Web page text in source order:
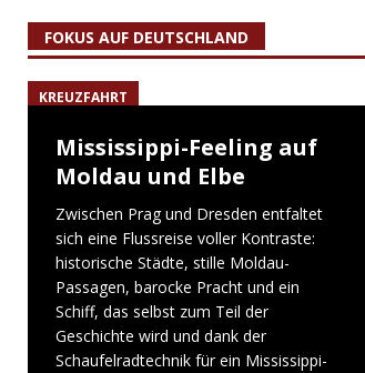
FOKUS AUF DEUTSCHLAND
KREUZFAHRT
Mississippi-Feeling auf
Moldau und Elbe
Zwischen Prag und Dresden entfaltet
sich eine Flussreise voller Kontraste:
historische Städte, stille Moldau-
Passagen, barocke Pracht und ein
Schiff, das selbst zum Teil der
Geschichte wird und dank der
Schaufelradtechnik für ein Mississippi-